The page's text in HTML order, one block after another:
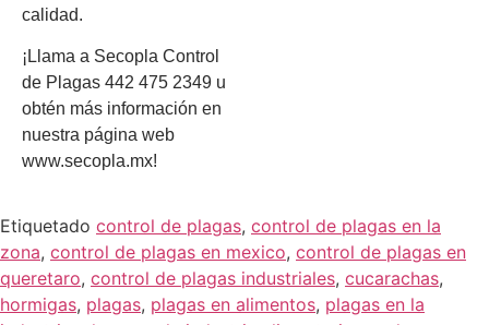
calidad.
¡Llama a Secopla Control
de Plagas 442 475 2349 u
obtén más información en
nuestra página web
www.secopla.mx!
Etiquetado control de plagas, control de plagas en la
zona, control de plagas en mexico, control de plagas en
queretaro, control de plagas industriales, cucarachas,
hormigas, plagas, plagas en alimentos, plagas en la